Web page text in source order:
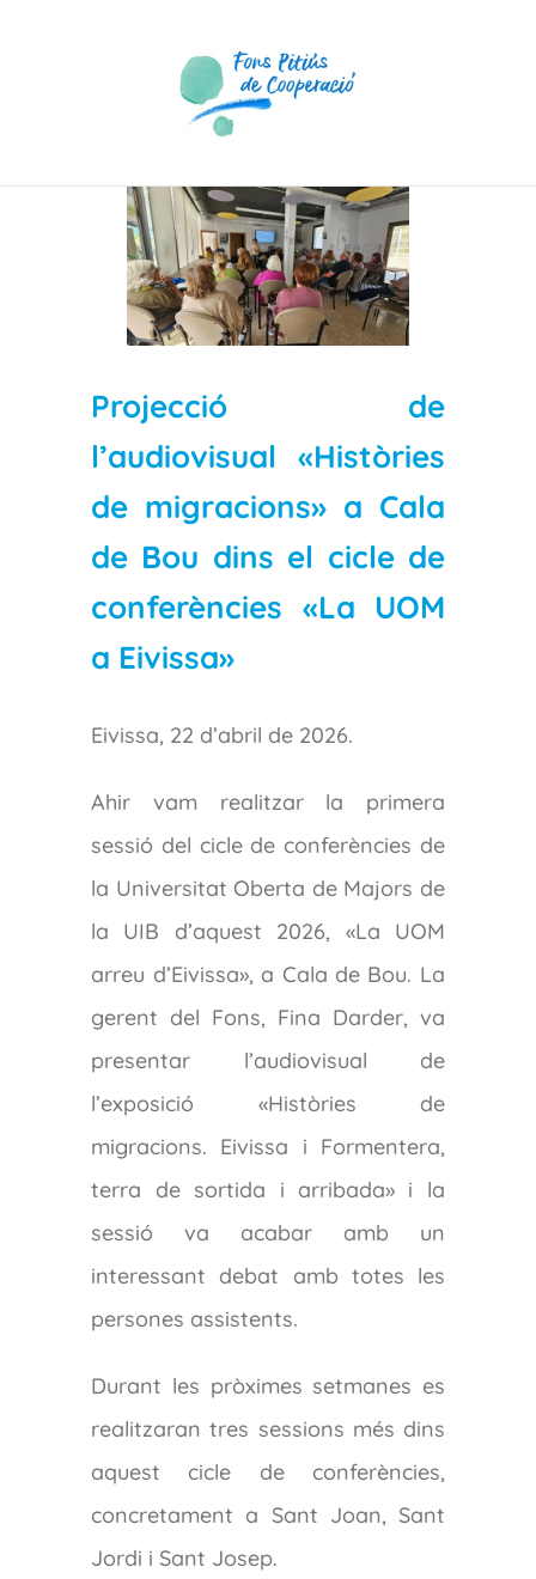
View
Larger
Image
Projecció de
l’audiovisual «Històries
de migracions» a Cala
de Bou dins el cicle de
conferències «La UOM
a Eivissa»
Eivissa, 22 d’abril de 2026.
Ahir vam realitzar la primera
sessió del cicle de conferències de
la Universitat Oberta de Majors de
la UIB d’aquest 2026, «La UOM
arreu d’Eivissa», a Cala de Bou. La
gerent del Fons, Fina Darder, va
presentar l’audiovisual de
l’exposició «Històries de
migracions. Eivissa i Formentera,
terra de sortida i arribada» i la
sessió va acabar amb un
interessant debat amb totes les
persones assistents.
Durant les pròximes setmanes es
realitzaran tres sessions més dins
aquest cicle de conferències,
concretament a Sant Joan, Sant
Jordi i Sant Josep.